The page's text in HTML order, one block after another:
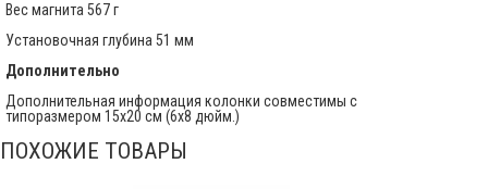
Вес магнита 567 г
Установочная глубина 51 мм
Дополнительно
Дополнительная информация колонки совместимы с
типоразмером 15х20 см (6х8 дюйм.)
ПОХОЖИЕ ТОВАРЫ